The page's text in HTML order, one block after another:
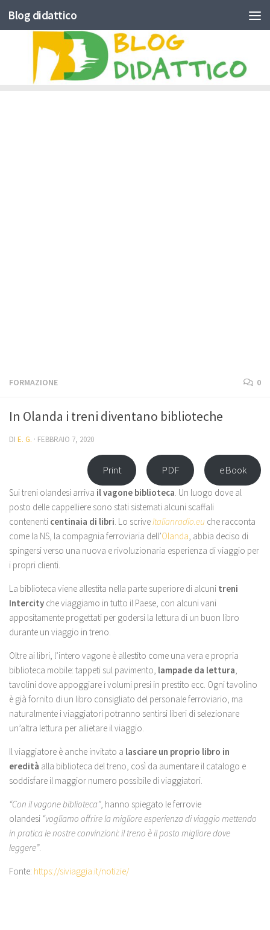
Skip to content
Blog didattico
FORMAZIONE 0
In Olanda i treni diventano biblioteche
DI E. G. · FEBBRAIO 7, 2020
Print PDF eBook
Sui treni olandesi arriva il vagone biblioteca . Un luogo dove al
posto delle cappelliere sono stati sistemati alcuni scaffali
contenenti centinaia di libri . Lo scriveItalianradio.eu che racconta
come la NS, la compagnia ferroviaria dell’Olanda , abbia deciso di
spingersi verso una nuova e rivoluzionaria esperienza di viaggio per
i propri clienti.
La biblioteca viene allestita nella parte superiore di alcuni treni
Intercity che viaggiamo in tutto il Paese, con alcuni vani
appositamente progettati per godersi la lettura di un buon libro
durante un viaggio in treno.
Oltre ai libri, l’intero vagone è allestito come una vera e propria
biblioteca mobile: tappeti sul pavimento, lampade da lettura
tavolini dove appoggiare i volumi presi in prestito ecc. Ogni tavolino
è già fornito di un libro consigliato del personale ferroviario, ma
naturalmente i viaggiatori potranno sentirsi liberi di selezionare
un’altra lettura per allietare il viaggio.
Il viaggiatore è anche invitato a lasciare un proprio libro in
eredità alla biblioteca del treno, così da aumentare il catalogo e
soddisfare il maggior numero possibile di viaggiatori.
“Con il vagone biblioteca”, hanno spiegato le ferrovie
olandesi “vogliamo offrire la migliore esperienza di viaggio mettendo
in pratica le nostre convinzioni: il treno è il posto migliore dove
leggere”.
Fonte: https://siviaggia.it/notizie/